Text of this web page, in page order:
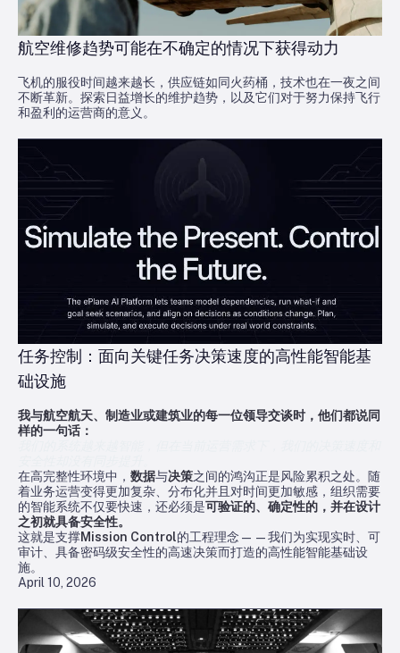
航空维修趋势可能在不确定的情况下获得动力
飞机的服役时间越来越长，供应链如同火药桶，技术也在一夜之间
不断革新。探索日益增长的维护趋势，以及它们对于努力保持飞行
和盈利的运营商的意义。
April 10, 2026
任务控制：面向关键任务决策速度的高性能智能基
础设施
我与航空航天、制造业或建筑业的每一位领导交谈时，他们都说同
样的一句话：
在高完整性环境中， 数据与决策之间的鸿沟正是风险累积之处。随
着业务运营变得更加复杂、分布化并且对时间更加敏感，组织需要
的智能系统不仅要快速，还必须是可验证的、确定性的，并在设计
之初就具备安全性。
这就是支撑Mission Control的工程理念——我们为实现实时、可
审计、具备密码级安全性的高速决策而打造的高性能智能基础设
施。